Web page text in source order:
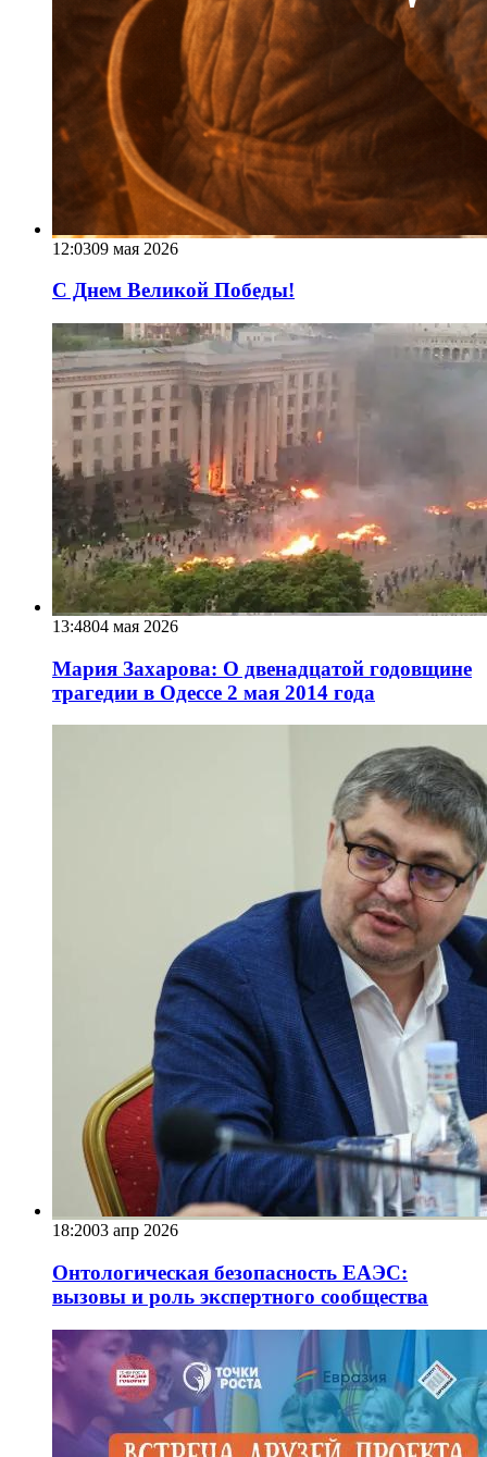
12:0309 мая 2026
С Днем Великой Победы!
13:4804 мая 2026
Мария Захарова: О двенадцатой годовщине
трагедии в Одессе 2 мая 2014 года
18:2003 апр 2026
Онтологическая безопасность ЕАЭС:
вызовы и роль экспертного сообщества